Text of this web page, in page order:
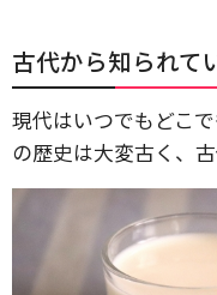
古代から知られて
現代はいつでもどこ
の歴史は大変古く、